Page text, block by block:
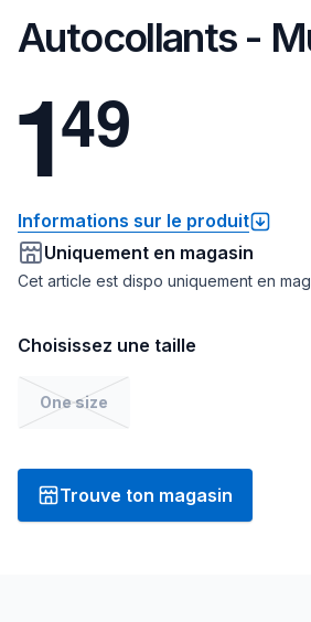
Autocollants -
149
Informations sur le produit
Uniquement en magasin
Cet article est dispo uniquement en
Choisissez une taille
One size
Trouve ton magasin